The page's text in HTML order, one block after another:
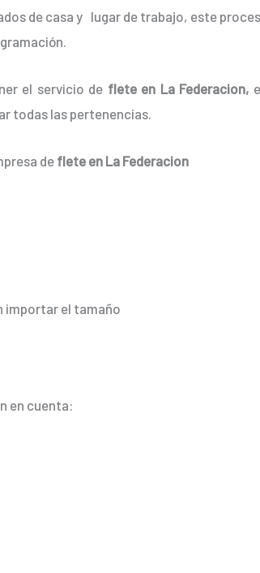
de casa y lugar de trabajo, este
el servicio de flete en La Federacion,
todas las pertenencias.
de flete en La Federacion
importar el tamaño
en cuenta: